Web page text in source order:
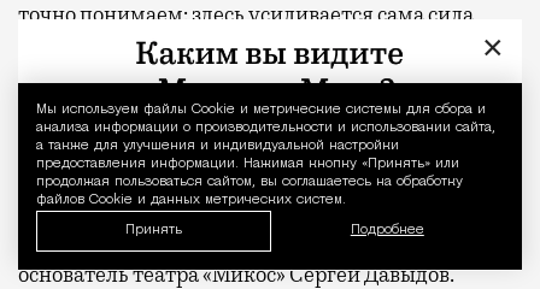
Уведомление
Мы используем файлы Сookie и метрические системы для сбора и
анализа информации о производительности и использовании сайта,
а также для улучшения и индивидуальной настройки
предоставления информации. Нажимая кнопку «Принять» или
продолжая пользоваться сайтом, вы соглашаетесь на обработку
файлов Cookie и данных метрических систем.
Принять Подробнее
точно понимаем: здесь усиливается сама сила
искусства — не только у артистов, но и у зрителей.
По масштабу фестиваль стал вдвое сильнее, и
публика приезжает уже с другой энергией. Это
уже немного напоминает Burning Man — место,
где люди собираются ради общей идеи.
Перешагнув через забор, попадаешь туда, где
действуют иные законы жизни», — поделился
основатель театра «Микос» Сергей Давыдов.
×